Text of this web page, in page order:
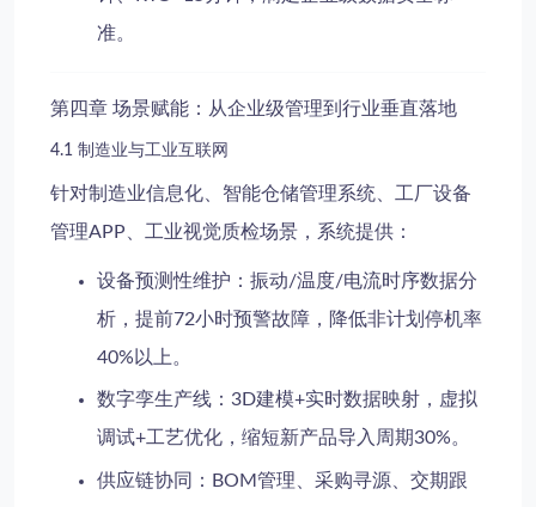
准。
第四章 场景赋能：从企业级管理到行业垂直落地
4.1 制造业与工业互联网
针对制造业信息化 智能仓储管理系统
工厂设备
管理APP
工业视觉质检场景，系统提供：
设备预测性维护 ：振动/温度/电流时序数据分
析，提前72小时预警故障，降低非计划停机率
40%以上。
数字孪生产线 ：3D建模+实时数据映射，虚拟
调试+工艺优化，缩短新产品导入周期30%。
供应链协同
：BOM管理、采购寻源、交期跟